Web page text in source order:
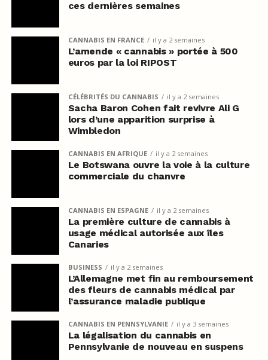
ces dernières semaines
CANNABIS EN FRANCE il y a 2 semaines
L’amende « cannabis » portée à 500
euros par la loi RIPOST
CÉLÉBRITÉS DU CANNABIS il y a 2 semaines
Sacha Baron Cohen fait revivre Ali G
lors d’une apparition surprise à
Wimbledon
CANNABIS EN AFRIQUE il y a 2 semaines
Le Botswana ouvre la voie à la culture
commerciale du chanvre
CANNABIS EN ESPAGNE il y a 2 semaines
La première culture de cannabis à
usage médical autorisée aux îles
Canaries
BUSINESS il y a 2 semaines
L’Allemagne met fin au remboursement
des fleurs de cannabis médical par
l’assurance maladie publique
CANNABIS EN PENNSYLVANIE il y a 3 semaines
La légalisation du cannabis en
Pennsylvanie de nouveau en suspens